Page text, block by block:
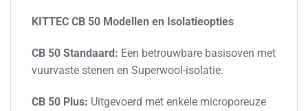
KITTEC CB 50 Modellen en Isolatieopties
CB 50 Standaard: Een betrouwbare basisoven met
vuurvaste stenen en Superwool-isolatie.
CB 50 Plus: Uitgevoerd met enkele microporeuze